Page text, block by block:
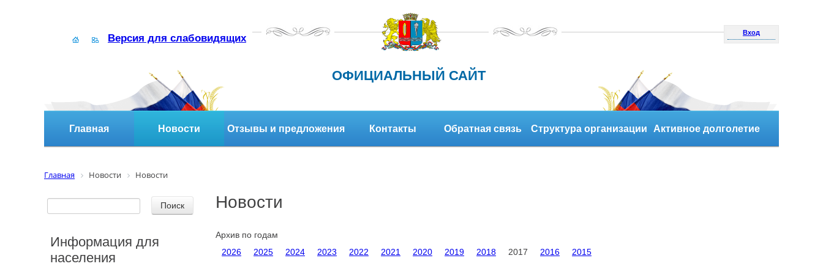
Версия для слабовидящих Вход
ОФИЦИАЛЬНЫЙ САЙТ
Главная Новости Отзывы и предложения Контакты Обратная связь Структура организации Активное долголетие
Главная Новости Новости
Новости
Архив по годам
2026
2025 2024 2023 2022 2021 2020 2019 2018 2017 2016 2015
Информация для
населения